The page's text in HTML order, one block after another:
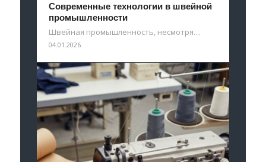
Современные технологии в швейной
промышленности
Швейная промышленность, несмотря…
04.01.2026